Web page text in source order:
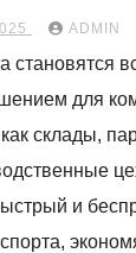
ADMIN
становятся
для
как склады,
и